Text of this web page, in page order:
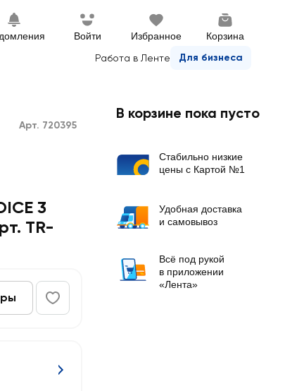
Войти Избранное Корзина
Работа в Ленте Для бизнеса
Арт. 720395
3
TR-
В корзине пока пусто
Стабильно низкие
цены с Картой №1
Удобная доставка
и самовывоз
Всё под рукой
в приложении
«Лента»